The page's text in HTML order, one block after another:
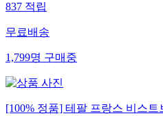
837 적립
무료배송
1,799명 구매중
[100% 정품] 테팔 프랑스 비스